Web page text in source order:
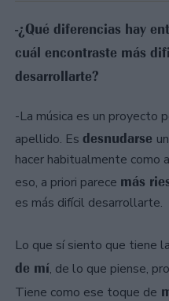
-¿Qué diferencias hay
cuál encontraste más
desarrollarte?
-La música es un proyecto
apellido. Es desnudarse
hacer habitualmente como
eso, a priori parece más
es más difícil desarrollarte.
Lo que sí siento que tiene
de mí, de lo que piense,
Tiene como ese toque de